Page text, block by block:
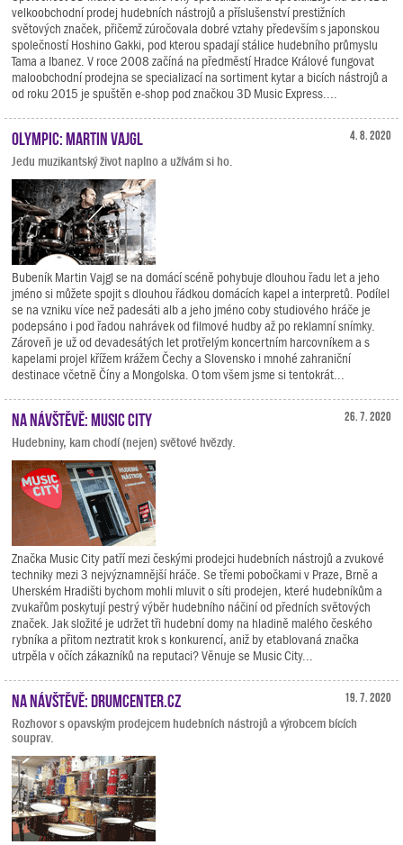
velkoobchodní prodej hudebních nástrojů a příslušenství prestižních
světových značek, přičemž zúročovala dobré vztahy především s japonskou
společností Hoshino Gakki, pod kterou spadají stálice hudebního průmyslu
Tama a Ibanez. V roce 2008 začíná na předměstí Hradce Králové fungovat
maloobchodní prodejna se specializací na sortiment kytar a bicích nástrojů a
od roku 2015 je spuštěn e-shop pod značkou 3D Music Express....
4. 8. 2020
Olympic: Martin Vajgl
Jedu muzikantský život naplno a užívám si ho.
Bubeník Martin Vajgl se na domácí scéně pohybuje dlouhou řadu let a jeho
jméno si můžete spojit s dlouhou řádkou domácích kapel a interpretů. Podílel
se na vzniku více než padesáti alb a jeho jméno coby studiového hráče je
podepsáno i pod řadou nahrávek od filmové hudby až po reklamní snímky.
Zároveň je už od devadesátých let protřelým koncertním harcovníkem a s
kapelami projel křížem krážem Čechy a Slovensko i mnohé zahraniční
destinace včetně Číny a Mongolska. O tom všem jsme si tentokrát...
26. 7. 2020
Na návštěvě: Music City
Hudebniny, kam chodí (nejen) světové hvězdy.
Značka Music City patří mezi českými prodejci hudebních nástrojů a zvukové
techniky mezi 3 nejvýznamnější hráče. Se třemi pobočkami v Praze, Brně a
Uherském Hradišti bychom mohli mluvit o síti prodejen, které hudebníkům a
zvukařům poskytují pestrý výběr hudebního náčiní od předních světových
značek. Jak složité je udržet tři hudební domy na hladině malého českého
rybníka a přitom neztratit krok s konkurencí, aniž by etablovaná značka
utrpěla v očích zákazníků na reputaci? Věnuje se Music City...
19. 7. 2020
Na návštěvě: Drumcenter.cz
Rozhovor s opavským prodejcem hudebních nástrojů a výrobcem bících
souprav.